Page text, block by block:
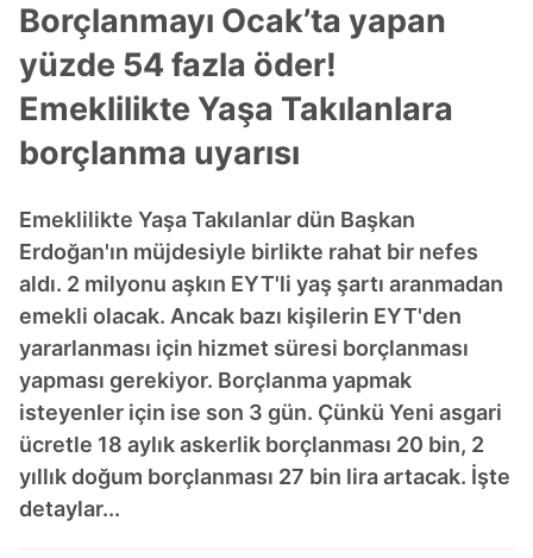
Borçlanmayı Ocak’ta yapan
yüzde 54 fazla öder!
Emeklilikte Yaşa Takılanlara
borçlanma uyarısı
Emeklilikte Yaşa Takılanlar dün Başkan
Erdoğan'ın müjdesiyle birlikte rahat bir nefes
aldı. 2 milyonu aşkın EYT'li yaş şartı aranmadan
emekli olacak. Ancak bazı kişilerin EYT'den
yararlanması için hizmet süresi borçlanması
yapması gerekiyor. Borçlanma yapmak
isteyenler için ise son 3 gün. Çünkü Yeni asgari
ücretle 18 aylık askerlik borçlanması 20 bin, 2
yıllık doğum borçlanması 27 bin lira artacak. İşte
detaylar...